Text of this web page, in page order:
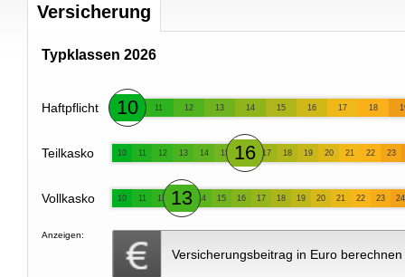
Versicherung
Typklassen 2026
Haftpflicht 10 11 12 13 14 15 16 17 18
Teilkasko 10 11 12 13 14 15 16 17 18 19 20 21 22 23
Vollkasko 10 11 12 13 14 15 16 17 18 19 20 21 22 23 24
Anzeigen:
Versicherungsbeitrag in Euro berechnen